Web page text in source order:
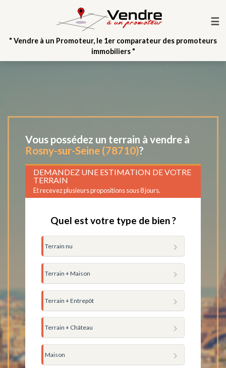
☰
" Vendre à un Promoteur, le 1er comparateur des promoteurs
immobiliers "
Vous possédez un terrain à vendre à
Rosny-sur-Seine (78710)?
DEMANDEZ UNE ESTIMATION DE VOTRE
TERRAIN
Et recevez plusieurs propositions sous 8 jours.
Quel est votre type de bien ?
Terrain nu
Terrain + Maison
Terrain + Entrepôt
Terrain + Château
Maison